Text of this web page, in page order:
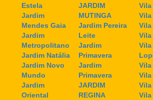
Estela
Jardim
Mendes Gaia
Jardim
Metropolitano
Jardim Natália
Jardim Novo
Mundo
Jardim
Oriental
JARDIM
MUTINGA
Jardim Pereira
Leite
Jardim
Primavera
Jardim
Primavera
JARDIM
REGINA
Vila
Vila
Vila
Vila